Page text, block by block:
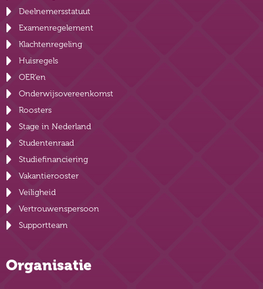
Deelnemersstatuut
Examenregelement
Klachtenregeling
Huisregels
OER’en
Onderwijsovereenkomst
Roosters
Stage in Nederland
Studentenraad
Studiefinanciering
Vakantierooster
Veiligheid
Vertrouwenspersoon
Supportteam
Organisatie